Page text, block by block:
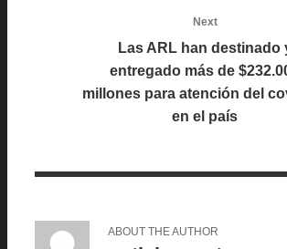
Next
Las ARL han destinado
entregado más de
millones para atención del
en el país
ABOUT THE AUTHOR